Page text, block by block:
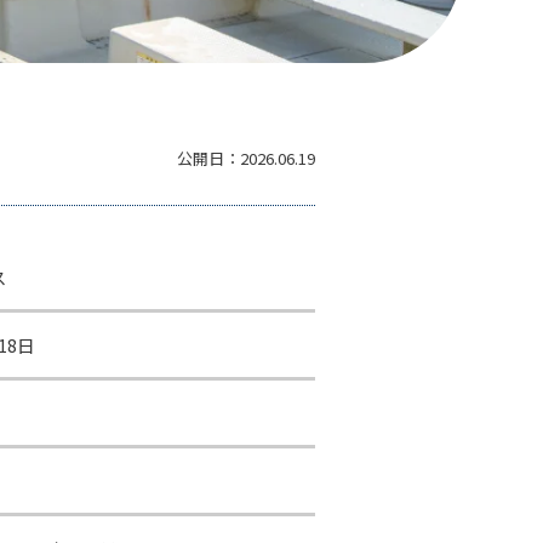
公開日： 2026.06.19
日